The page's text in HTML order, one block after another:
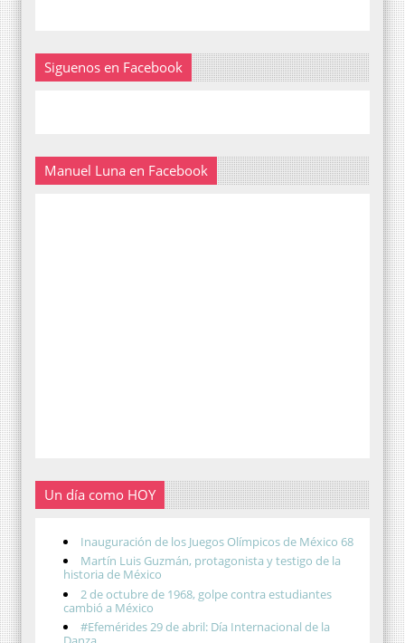
Siguenos en Facebook
Manuel Luna en Facebook
Un día como HOY
Inauguración de los Juegos Olímpicos de México 68
Martín Luis Guzmán, protagonista y testigo de la
historia de México
2 de octubre de 1968, golpe contra estudiantes
cambió a México
#Efemérides 29 de abril: Día Internacional de la